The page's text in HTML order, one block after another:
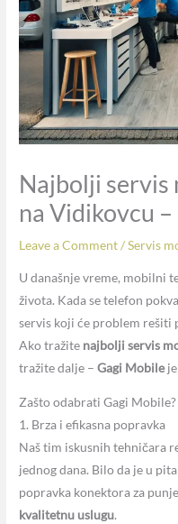
Najbolji servis
na Vidikovcu
Leave a Comment/Servis
U današnje vreme, mobilni
života. Kada se telefon
servis koji će problem rešiti
Ako tražite najbolji servis
tražite dalje –Gagi Mobileje
Zašto odabrati Gagi Mobile?
1. Brza i efikasna popravka
Naš tim iskusnih tehničara
jednog dana. Bilo da je u
popravka konektora za
kvalitetnu uslugu.